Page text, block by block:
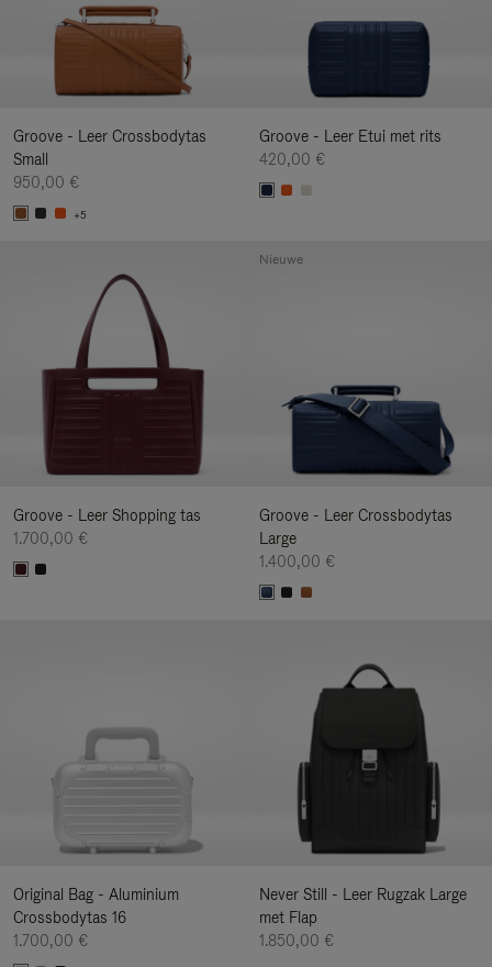
Groove - Leer Crossbodytas
Small
950,00 €
+5
Groove - Leer Etui met rits
420,00 €
Groove - Leer Shopping tas
1.700,00 €
Groove - Leer Crossbodytas
Large
1.400,00 €
Nieuwe
Original Bag - Aluminium
Crossbodytas 16
1.700,00 €
Never Still - Leer Rugzak Large
met Flap
1.850,00 €